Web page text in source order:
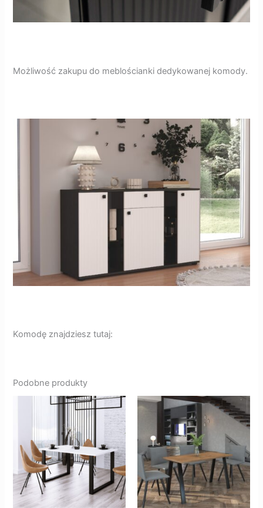
Możliwość zakupu do meblościanki dedykowanej komody.
Komodę znajdziesz tutaj:
Podobne produkty
Ten
produkt
wiele
wariantów.
Opcje
można
wybrać
Ten
produkt
wiele
Opcje
można
wybrać